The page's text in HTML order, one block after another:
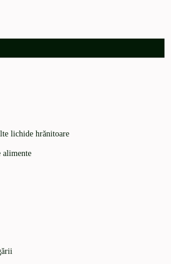
lichide hrănitoare
alimente